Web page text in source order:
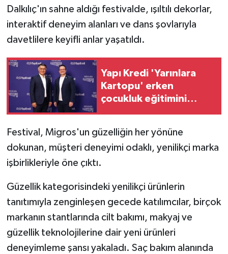
Dalkılıç'ın sahne aldığı festivalde, ışıltılı dekorlar,
interaktif deneyim alanları ve dans şovlarıyla
davetlilere keyifli anlar yaşatıldı.
Yapı Kredi 'Yarınlara
Kartopu' erken
çocukluk eğitimini
Festival, Migros'un güzelliğin her yönüne
dokunan, müşteri deneyimi odaklı, yenilikçi marka
işbirlikleriyle öne çıktı.
Güzellik kategorisindeki yenilikçi ürünlerin
tanıtımıyla zenginleşen gecede katılımcılar, birçok
markanın stantlarında cilt bakımı, makyaj ve
güzellik teknolojilerine dair yeni ürünleri
deneyimleme şansı yakaladı. Saç bakım alanında